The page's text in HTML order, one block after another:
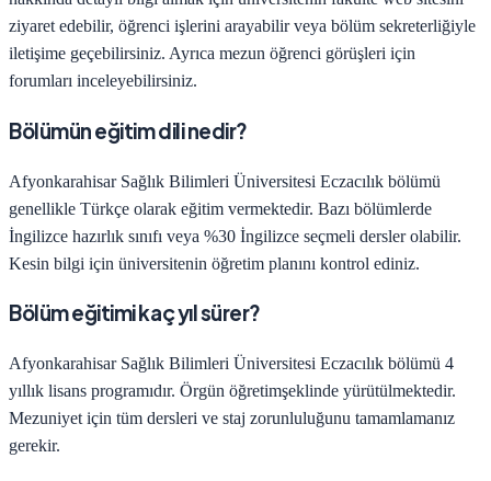
ziyaret edebilir, öğrenci işlerini arayabilir veya bölüm sekreterliğiyle
iletişime geçebilirsiniz. Ayrıca mezun öğrenci görüşleri için
forumları inceleyebilirsiniz.
Bölümün eğitim dili nedir?
Afyonkarahisar Sağlık Bilimleri Üniversitesi Eczacılık bölümü
genellikle Türkçe olarak eğitim vermektedir. Bazı bölümlerde
İngilizce hazırlık sınıfı veya %30 İngilizce seçmeli dersler olabilir.
Kesin bilgi için üniversitenin öğretim planını kontrol ediniz.
Bölüm eğitimi kaç yıl sürer?
Afyonkarahisar Sağlık Bilimleri Üniversitesi Eczacılık bölümü 4
yıllık lisans programıdır. Örgün öğretimşeklinde yürütülmektedir.
Mezuniyet için tüm dersleri ve staj zorunluluğunu tamamlamanız
gerekir.